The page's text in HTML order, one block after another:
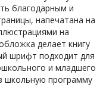
благодарным и
напечатана на
на
делает книгу
шрифт подходит для
и младшего
школьную программу